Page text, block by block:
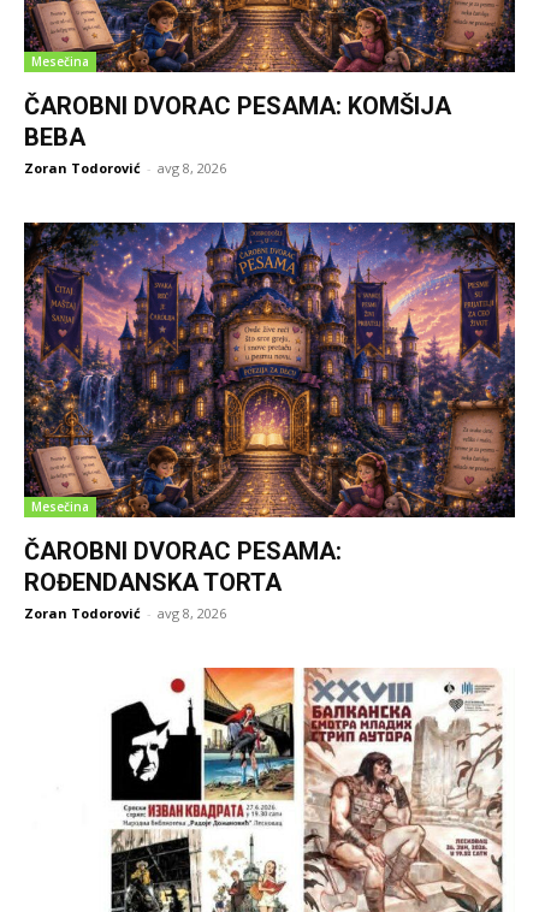
Mesečina
ČAROBNI DVORAC PESAMA: KOMŠIJA
BEBA
Zoran Todorović - avg 8, 2026
Mesečina
ČAROBNI DVORAC PESAMA:
ROĐENDANSKA TORTA
Zoran Todorović - avg 8, 2026